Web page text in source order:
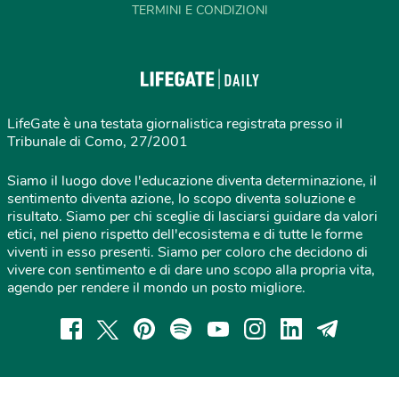
TERMINI E CONDIZIONI
LifeGate è una testata giornalistica registrata presso il
Tribunale di Como, 27/2001
Siamo il luogo dove l'educazione diventa determinazione, il
sentimento diventa azione, lo scopo diventa soluzione e
risultato. Siamo per chi sceglie di lasciarsi guidare da valori
etici, nel pieno rispetto dell'ecosistema e di tutte le forme
viventi in esso presenti. Siamo per coloro che decidono di
vivere con sentimento e di dare uno scopo alla propria vita,
agendo per rendere il mondo un posto migliore.